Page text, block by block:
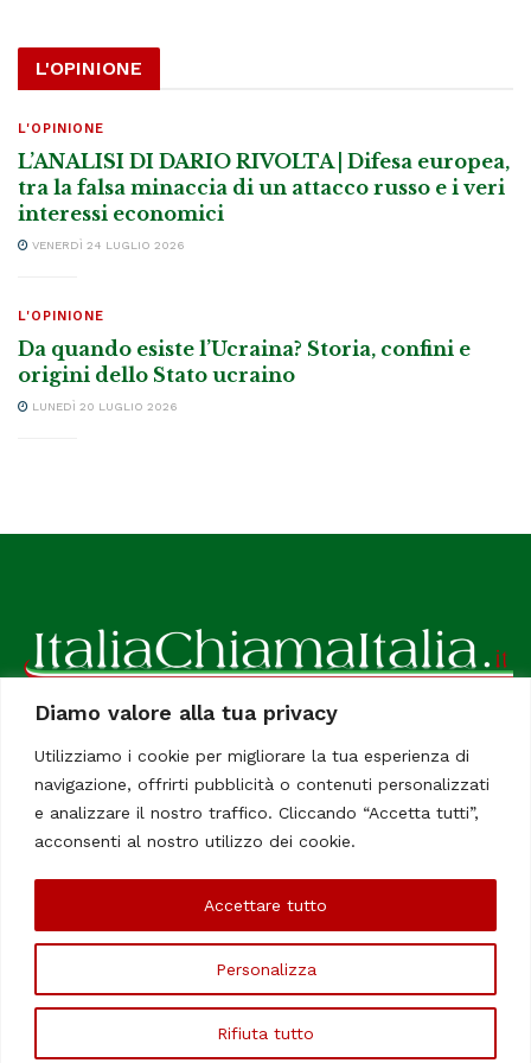
Diamo valore alla tua privacy
Utilizziamo i cookie per migliorare la tua esperienza di
navigazione, offrirti pubblicità o contenuti personalizzati
e analizzare il nostro traffico. Cliccando “Accetta tutti”,
acconsenti al nostro utilizzo dei cookie.
Personalizza
Rifiuta tutto
Accettare tutto
L'OPINIONE
L'OPINIONE
L’ANALISI DI DARIO RIVOLTA | Difesa europea,
tra la falsa minaccia di un attacco russo e i veri
interessi economici
VENERDÌ 24 LUGLIO 2026
L'OPINIONE
Da quando esiste l’Ucraina? Storia, confini e
origini dello Stato ucraino
LUNEDÌ 20 LUGLIO 2026
ItaliaChiamaItalia, il TUO quotidiano online preferito.
Dedicato in particolare a tutti gli italiani residenti all'estero.
Tutti i diritti sono riservati. Quotidiano online indipendente
Le Firme
©Copyright 2006/2020 - ItaliaChiamaItalia